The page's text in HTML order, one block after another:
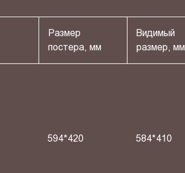
Размер
постера, мм
Видимый
размер, мм
594*420 584*410